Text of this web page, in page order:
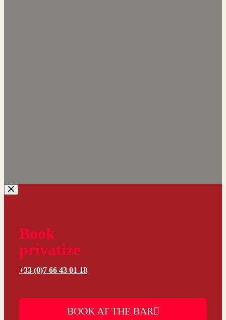
Book
privatize
+33 (0)7 66 43 01 18
BOOK AT THE BAR